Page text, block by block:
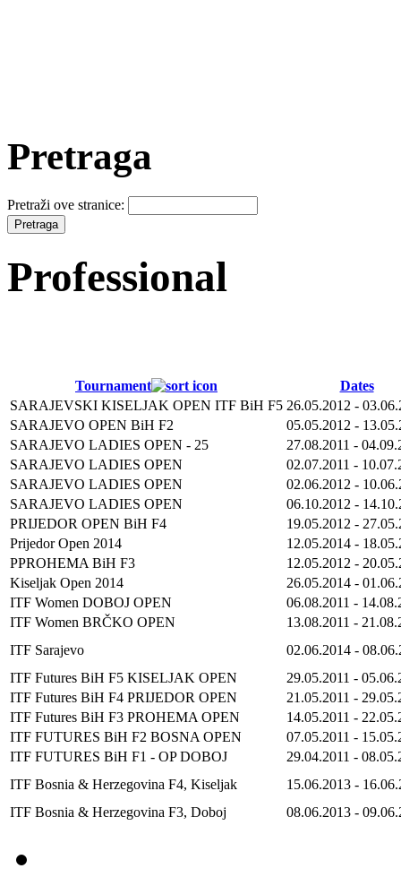
Pretraga
Pretraži ove stranice:
Professional
Tournament
Dates
SARAJEVSKI KISELJAK OPEN ITF BiH F5 26.05.2012 -
SARAJEVO OPEN BiH F2
05.05.2012 -
SARAJEVO LADIES OPEN - 25
27.08.2011 -
SARAJEVO LADIES OPEN
02.07.2011 -
SARAJEVO LADIES OPEN
02.06.2012 -
SARAJEVO LADIES OPEN
06.10.2012 -
PRIJEDOR OPEN BiH F4
19.05.2012 -
Prijedor Open 2014
12.05.2014 -
PPROHEMA BiH F3
12.05.2012 -
Kiseljak Open 2014
26.05.2014 -
ITF Women DOBOJ OPEN
06.08.2011 -
ITF Women BRČKO OPEN
13.08.2011 -
ITF Sarajevo
02.06.2014 -
ITF Futures BiH F5 KISELJAK OPEN
29.05.2011 -
ITF Futures BiH F4 PRIJEDOR OPEN
21.05.2011 -
ITF Futures BiH F3 PROHEMA OPEN
14.05.2011 -
ITF FUTURES BiH F2 BOSNA OPEN
07.05.2011 -
ITF FUTURES BiH F1 - OP DOBOJ
29.04.2011 -
ITF Bosnia & Herzegovina F4, Kiseljak
15.06.2013 -
ITF Bosnia & Herzegovina F3, Doboj
08.06.2013 -